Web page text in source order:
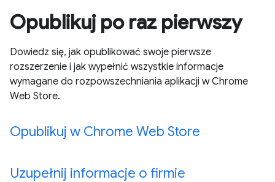
Opublikuj po raz pierwszy
Dowiedz się, jak opublikować swoje pierwsze
rozszerzenie i jak wypełnić wszystkie informacje
wymagane do rozpowszechniania aplikacji w Chrome
Web Store.
Opublikuj w Chrome Web Store
Uzupełnij informacje o firmie